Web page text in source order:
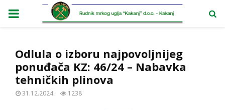
PRIMARY
Odlula o izboru najpovoljnijeg
ponuđača KZ: 46/24 – Nabavka
tehničkih plinova
31.12.2024. 1238